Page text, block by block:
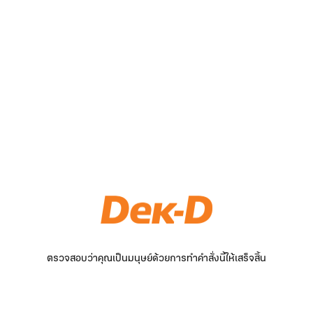
ตรวจสอบว่าคุณเป็นมนุษย์ด้วยการทำคำสั่งนี้ให้เสร็จสิ้น